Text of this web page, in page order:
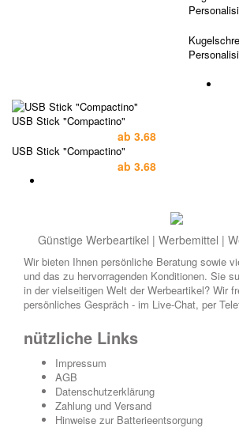
USB Stick "Compactino"
ab 3.68
USB Stick "Compactino"
ab 3.68
Günstige Werbeartikel | Werbemittel |
Wir bieten Ihnen persönliche Beratung sowie
und das zu hervorragenden Konditionen. Sie
in der vielseitigen Welt der Werbeartikel? Wir
persönliches Gespräch - im Live-Chat, per
nützliche Links
Impressum
AGB
Datenschutzerklärung
Zahlung und Versand
Hinweise zur Batterieentsorgung